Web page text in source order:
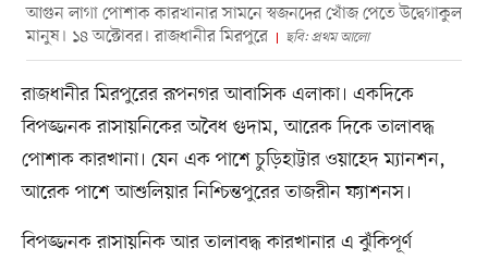
আগুন লাগা পোশাক কারখানার সামনে স্বজনদের খোঁজ পেতে উদ্বেগাকুল
মানুষ। ১৪ অক্টোবর। রাজধানীর মিরপুরে
ছবি: প্রথম আলো
রাজধানীর মিরপুরের রূপনগর আবাসিক এলাকা। একদিকে
বিপজ্জনক রাসায়নিকের অবৈধ গুদাম, আরেক দিকে তালাবদ্ধ
পোশাক কারখানা। যেন এক পাশে চুড়িহাট্টার ওয়াহেদ ম্যানশন,
আরেক পাশে আশুলিয়ার নিশ্চিন্তপুরের তাজরীন ফ্যাশনস।
বিপজ্জনক রাসায়নিক আর তালাবদ্ধ কারখানার এ ঝুঁকিপূর্ণ